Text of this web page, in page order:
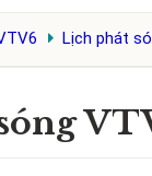
Lịch phát